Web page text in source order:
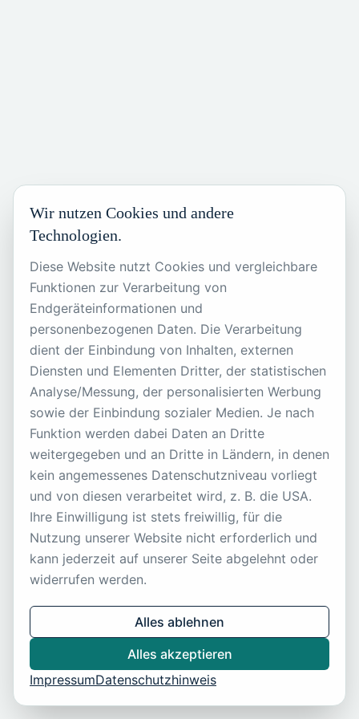
404
Seite nicht gefunden
Zurück zur Startseite
Wir nutzen Cookies und andere
Technologien.
Diese Website nutzt Cookies und vergleichbare
Funktionen zur Verarbeitung von
Endgeräteinformationen und
personenbezogenen Daten. Die Verarbeitung
dient der Einbindung von Inhalten, externen
Diensten und Elementen Dritter, der statistischen
Analyse/Messung, der personalisierten Werbung
sowie der Einbindung sozialer Medien. Je nach
Funktion werden dabei Daten an Dritte
weitergegeben und an Dritte in Ländern, in denen
kein angemessenes Datenschutzniveau vorliegt
und von diesen verarbeitet wird, z. B. die USA.
Ihre Einwilligung ist stets freiwillig, für die
Nutzung unserer Website nicht erforderlich und
kann jederzeit auf unserer Seite abgelehnt oder
widerrufen werden.
ImpressumDatenschutzhinweis
Alles ablehnen
Alles akzeptieren